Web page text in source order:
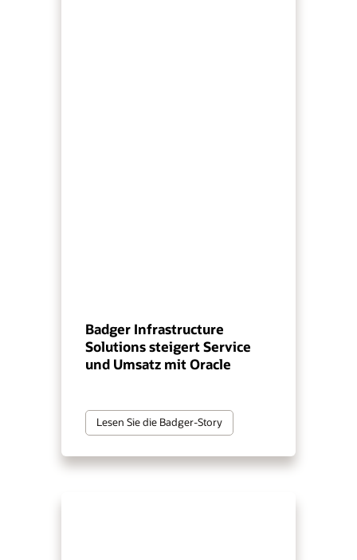
Badger Infrastructure
Solutions steigert Service
und Umsatz mit Oracle
Lesen Sie die Badger-Story